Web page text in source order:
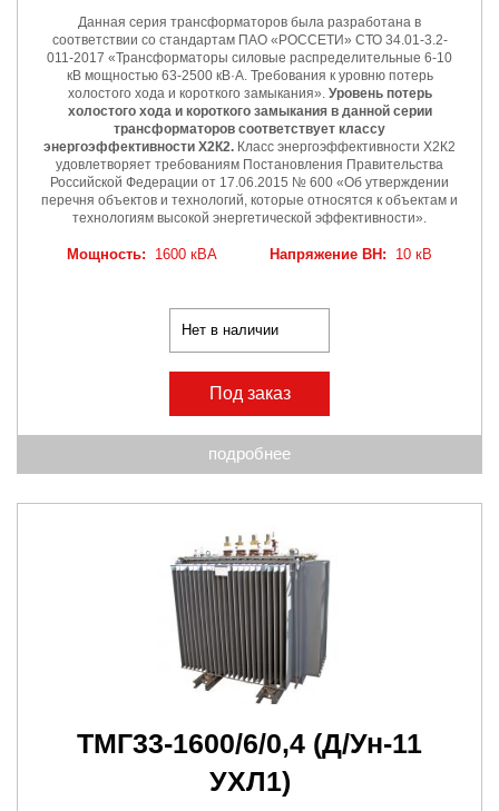
Данная серия трансформаторов была разработана в
соответствии со стандартам ПАО «РОССЕТИ» СТО 34.01-3.2-
011-2017 «Трансформаторы силовые распределительные 6-10
кВ мощностью 63-2500 кВ·А. Требования к уровню потерь
холостого хода и короткого замыкания». Уровень потерь
холостого хода и короткого замыкания в данной серии
трансформаторов соответствует классу
энергоэффективности Х2К2. Класс энергоэффективности Х2К2
удовлетворяет требованиям Постановления Правительства
Российской Федерации от 17.06.2015 № 600 «Об утверждении
перечня объектов и технологий, которые относятся к объектам и
технологиям высокой энергетической эффективности».
Мощность: 1600 кВА Напряжение ВН: 10 кВ
Нет в наличии
Под заказ
подробнее
ТМГ33-1600/6/0,4 (Д/Ун-11
УХЛ1)